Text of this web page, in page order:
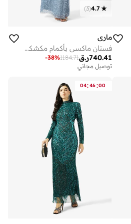
4.7
(
3
)
ماري
فستان ماكسي بأكمام مكشكشة وياقة عالية مزين بالترتر من أماني
ر.ق740.41
1184.71
-38%
توصيل مجاني
04:46:00